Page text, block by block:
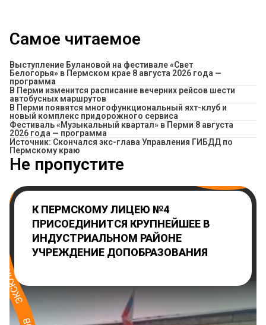
Самое читаемое
Выступление Булановой на фестивале «Свет
Белогорья» в Пермском крае 8 августа 2026 года —
программа
​В Перми изменится расписание вечерних рейсов шести
автобусных маршрутов
В Перми появятся многофункциональный яхт-клуб и
новый комплекс придорожного сервиса
Фестиваль «Музыкальный квартал» в Перми 8 августа
2026 года — программа
Источник: Скончался экс-глава Управления ГИБДД по
Пермскому краю
Не пропустите
К ПЕРМСКОМУ ЛИЦЕЮ №4
ПРИСОЕДИНИТСЯ КРУПНЕЙШЕЕ В
ИНДУСТРИАЛЬНОМ РАЙОНЕ
УЧРЕЖДЕНИЕ ДОПОБРАЗОВАНИЯ